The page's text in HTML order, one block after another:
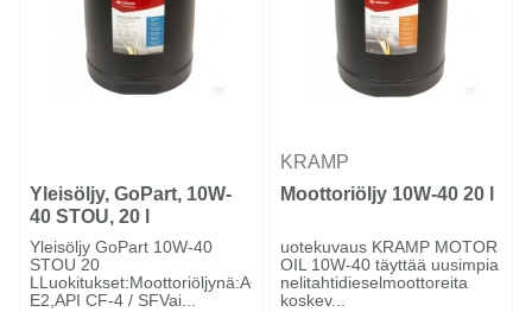
Yleisöljy, GoPart, 10W-
40 STOU, 20 l
Yleisöljy GoPart 10W-40
STOU 20
LLuokitukset:Moottoriöljynä:ACEA
E2,API CF-4 / SFVai...
KRAMP
Moottoriöljy 10W-40 20 l
uotekuvaus KRAMP MOTOR
OIL 10W-40 täyttää uusimpia
nelitahtidieselmoottoreita
koskev...